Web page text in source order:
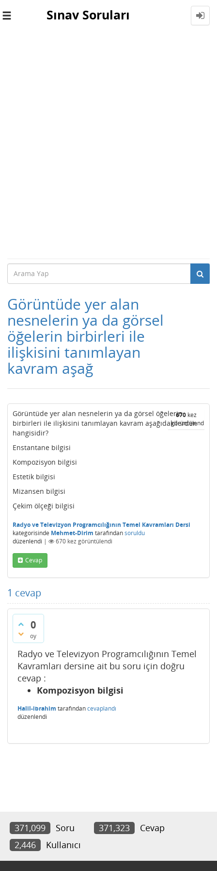
Toggle
Sınav Soruları
Görüntüde yer alan
nesnelerin ya da görsel
öğelerin birbirleri ile
ilişkisini tanımlayan
kavram aşağ
670 kez
görüntülendi
Görüntüde yer alan nesnelerin ya da görsel öğelerin
birbirleri ile ilişkisini tanımlayan kavram aşağıdakilerden
hangisidir?
Enstantane bilgisi
Kompozisyon bilgisi
Estetik bilgisi
Mizansen bilgisi
Çekim ölçeği bilgisi
Radyo ve Televizyon Programcılığının Temel Kavramları Dersi
kategorisinde Mehmet-Dirim tarafındansoruldu
düzenlendi | 670 kez görüntülendi
Cevap
1 cevap
0
oy
Radyo ve Televizyon Programcılığının Temel
Kavramları dersine ait bu soru için doğru
cevap :
Kompozisyon bilgisi
Halil-ibrahim tarafındancevaplandı
düzenlendi
371,099 Soru 371,323
Cevap
2,446
Kullanıcı